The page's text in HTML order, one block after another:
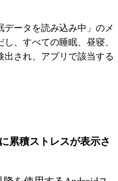
ータを読み込み中」のメ
、すべての睡眠、昼寝、
出され、アプリで該当する
累積ストレスが表示さ